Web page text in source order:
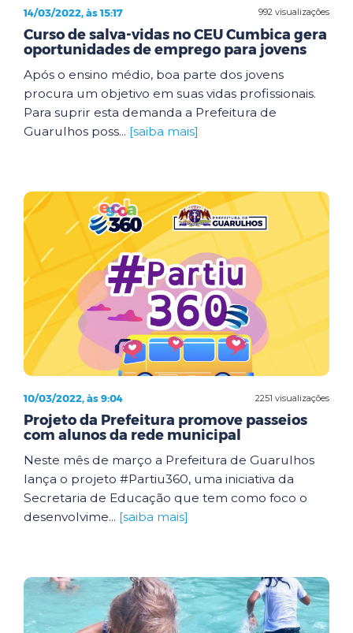
992 visualizações
14/03/2022, às 15:17
Curso de salva-vidas no CEU Cumbica gera
oportunidades de emprego para jovens
Após o ensino médio, boa parte dos jovens
procura um objetivo em suas vidas profissionais.
Para suprir esta demanda a Prefeitura de
Guarulhos poss... [saiba mais]
2251 visualizações
10/03/2022, às 9:04
Projeto da Prefeitura promove passeios
com alunos da rede municipal
Neste mês de março a Prefeitura de Guarulhos
lança o projeto #Partiu360, uma iniciativa da
Secretaria de Educação que tem como foco o
desenvolvime... [saiba mais]